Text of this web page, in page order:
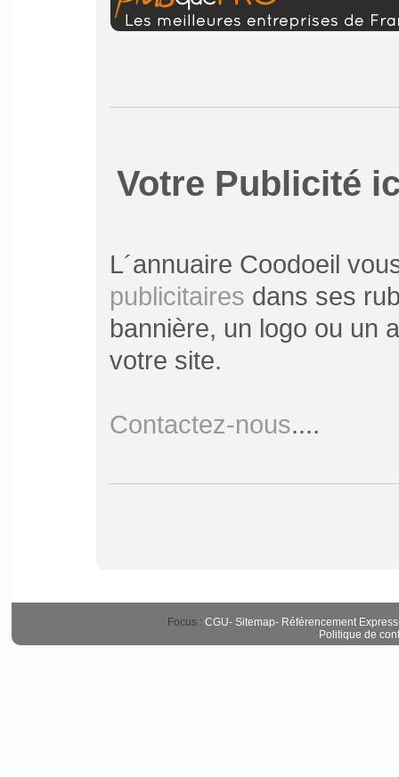
Votre Publicité
L´annuaire Coodoeil
publicitaires dans ses
bannière, un logo ou un
votre site.
Contactez-nous....
Focus : CGU- Sitemap- Référencement Express
Politique de